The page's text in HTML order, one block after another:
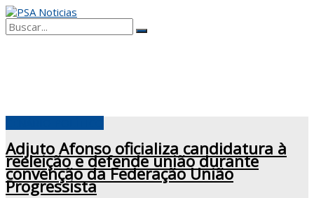
Adjuto Afonso oficializa candidatura à
reeleição e defende união durante
convenção da Federação União
Progressista